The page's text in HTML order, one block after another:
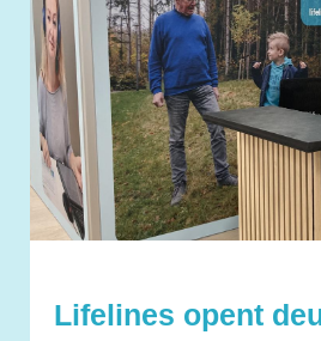
Lifelines opent